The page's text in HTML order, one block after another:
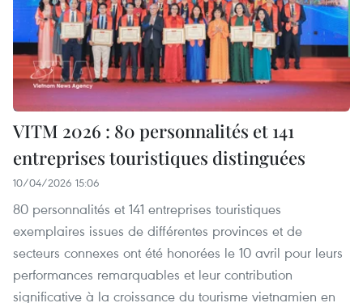
VITM 2026 : 80 personnalités et 141
entreprises touristiques distinguées
10/04/2026 15:06
80 personnalités et 141 entreprises touristiques
exemplaires issues de différentes provinces et de
secteurs connexes ont été honorées le 10 avril pour leurs
performances remarquables et leur contribution
significative à la croissance du tourisme vietnamien en